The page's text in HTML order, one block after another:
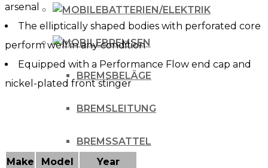
BATTERIEN/ELEKTRIK
BREMSEN
BREMSBELÄGE
BREMSLEITUNG
BREMSSATTEL
arsenal
The elliptically shaped bodies with perforated core
perform well in any condition
Equipped with a Performance Flow end cap and
nickel-plated front stinger
Make Model
Year